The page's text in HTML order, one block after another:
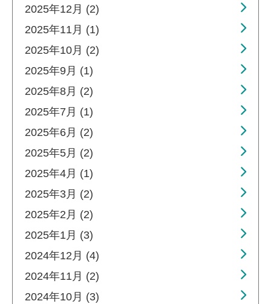
2025年12月 (2)
2025年11月 (1)
2025年10月 (2)
2025年9月 (1)
2025年8月 (2)
2025年7月 (1)
2025年6月 (2)
2025年5月 (2)
2025年4月 (1)
2025年3月 (2)
2025年2月 (2)
2025年1月 (3)
2024年12月 (4)
2024年11月 (2)
2024年10月 (3)